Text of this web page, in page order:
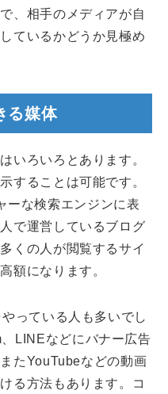
、相手のメディアが自
ているかどうか見極め
る媒体
いろいろとあります。
することは可能です。
ーな検索エンジンに表
で運営しているブログ
くの人が閲覧するサイ
額になります。
っている人も多いでし
LINEなどにバナー広告
たYouTubeなどの動画
る方法もあります。コ